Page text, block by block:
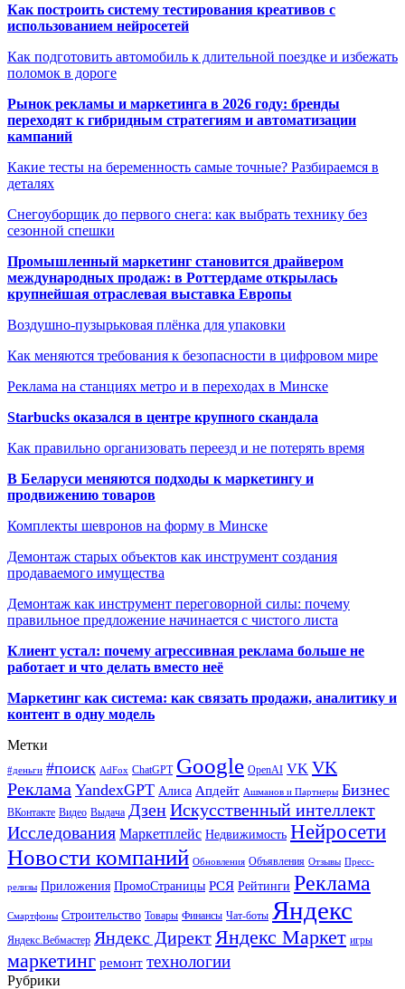
Как построить систему тестирования креативов с
использованием нейросетей
Как подготовить автомобиль к длительной поездке и избежать
поломок в дороге
Рынок рекламы и маркетинга в 2026 году: бренды
переходят к гибридным стратегиям и автоматизации
кампаний
Какие тесты на беременность самые точные? Разбираемся в
деталях
Снегоуборщик до первого снега: как выбрать технику без
сезонной спешки
Промышленный маркетинг становится драйвером
международных продаж: в Роттердаме открылась
крупнейшая отраслевая выставка Европы
Воздушно-пузырьковая плёнка для упаковки
Как меняются требования к безопасности в цифровом мире
Реклама на станциях метро и в переходах в Минске
Starbucks оказался в центре крупного скандала
Как правильно организовать переезд и не потерять время
В Беларуси меняются подходы к маркетингу и
продвижению товаров
Комплекты шевронов на форму в Минске
Демонтаж старых объектов как инструмент создания
продаваемого имущества
Демонтаж как инструмент переговорной силы: почему
правильное предложение начинается с чистого листа
Клиент устал: почему агрессивная реклама больше не
работает и что делать вместо неё
Маркетинг как система: как связать продажи, аналитику и
контент в одну модель
Метки
#деньги #поиск AdFox ChatGPT Google OpenAI VK VK
Реклама YandexGPT Алиса Апдейт Ашманов и Партнеры Бизнес
ВКонтакте Видео Выдача ДзенИскусственный интеллект
Исследования Маркетплейс Недвижимость Нейросети
Новости компаний Обновления Объявления Отзывы Пресс-
релизы Приложения ПромоСтраницы РСЯ Рейтинги Реклама
Смартфоны Строительство Товары Финансы Чат-боты Яндекс
Яндекс.Вебмастер Яндекс Директ Яндекс Маркет игры
маркетинг ремонт технологии
Рубрики